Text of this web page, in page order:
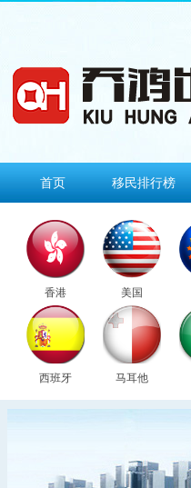
首页 移民排行榜
香港 美国
西班牙 马耳他